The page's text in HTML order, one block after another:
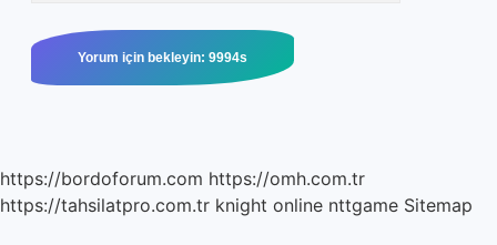
https://bordoforum.com https://omh.com.tr
https://tahsilatpro.com.tr knight online nttgame Sitemap